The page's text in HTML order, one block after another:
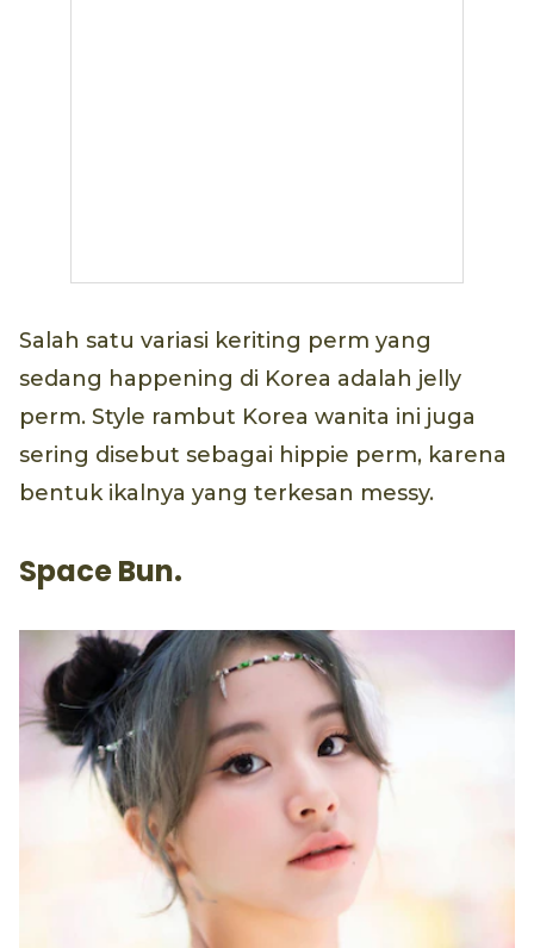
Salah satu variasi keriting perm yang
sedang happening di Korea adalah jelly
perm. Style rambut Korea wanita ini juga
sering disebut sebagai hippie perm, karena
bentuk ikalnya yang terkesan messy.
Space Bun.